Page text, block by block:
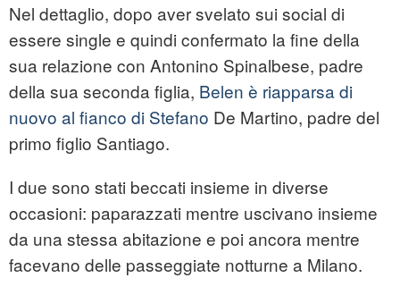
Nel dettaglio, dopo aver svelato sui social di
essere single e quindi confermato la fine della
sua relazione con Antonino Spinalbese, padre
della sua seconda figlia, Belen è riapparsa di
nuovo al fianco di Stefano De Martino, padre del
primo figlio Santiago.
I due sono stati beccati insieme in diverse
occasioni: paparazzati mentre uscivano insieme
da una stessa abitazione e poi ancora mentre
facevano delle passeggiate notturne a Milano.